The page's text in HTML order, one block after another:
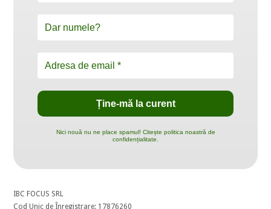
Nici nouă nu ne place spamul! Citește politica noastră de
confidențialitate.
IBC FOCUS SRL
Cod Unic de Înregistrare: 17876260